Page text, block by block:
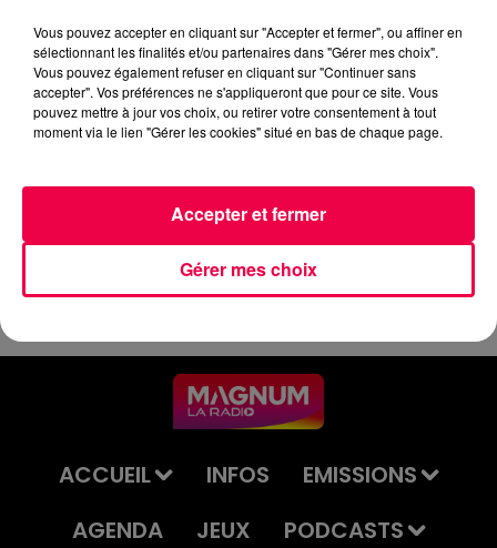
SAINT-DIÉ : les habitants
retroussent leurs manches pour
un grand ménage de printemps
! Une opération XXL qui mobilise
toute la ville... On en parle avec
Monsieur le Maire.
https://www.saint-die-des-
ACCUEIL INFOS
EMISSIONS
AGENDA
JEUX
PODCASTS
Vous pouvez accepter en cliquant sur "Accepter et fermer", ou affiner en
sélectionnant les finalités et/ou partenaires dans "Gérer mes choix".
Vous pouvez également refuser en cliquant sur "Continuer sans
accepter". Vos préférences ne s'appliqueront que pour ce site. Vous
pouvez mettre à jour vos choix, ou retirer votre consentement à tout
moment via le lien "Gérer les cookies" situé en bas de chaque page.
Gérer mes choix
Accepter et fermer